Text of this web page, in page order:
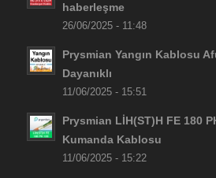
haberleşme
26/06/2025 - 11:48
Prysmian Yangın Kablosu
Dayanıklı
11/06/2025 - 15:51
Prysmian LİH(ST)H FE 180
Kumanda Kablosu
11/06/2025 - 15:22